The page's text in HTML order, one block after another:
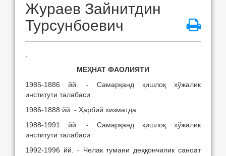
Жураев Зайнитдин
Турсунбоевич
МЕҲНАТ ФАОЛИЯТИ
1985-1886 йй. - Самарқанд қишлоқ хўжалик
институти талабаси
1986-1888 йй. - Ҳарбий хизматда
1988-1991 йй. - Самарқанд қишлоқ хўжалик
институти талабаси
1992-1996 йй. - Челак тумани деҳқончилик саноат